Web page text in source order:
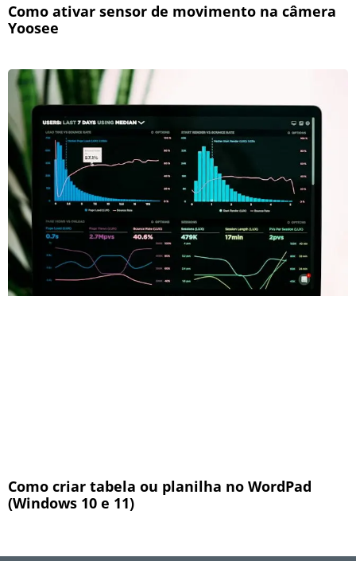
Como ativar sensor de movimento na câmera
Yoosee
Como criar tabela ou planilha no WordPad
(Windows 10 e 11)